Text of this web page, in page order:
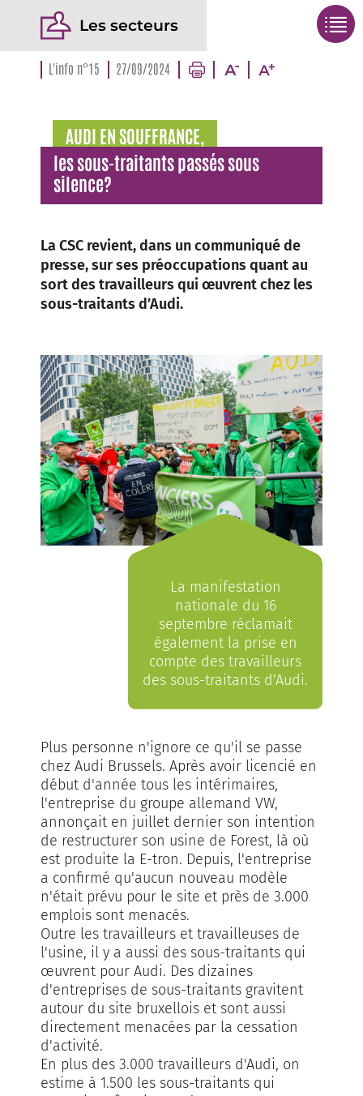
Les secteurs
L'info n°15 27/09/2024
AUDI EN SOUFFRANCE,
les sous-traitants passés sous
silence?
La CSC revient, dans un communiqué de
presse, sur ses préoccupations quant au
sort des travailleurs qui œuvrent chez les
sous-traitants d’Audi.
La manifestation
nationale du 16
septembre réclamait
également la prise en
compte des travailleurs
des sous-traitants d’Audi.
Plus personne n'ignore ce qu'il se passe
chez Audi Brussels. Après avoir licencié en
début d'année tous les intérimaires,
l'entreprise du groupe allemand VW,
annonçait en juillet dernier son intention
de restructurer son usine de Forest, là où
est produite la E-tron. Depuis, l'entreprise
a confirmé qu'aucun nouveau modèle
n'était prévu pour le site et près de 3.000
emplois sont menacés.
Outre les travailleurs et travailleuses de
l'usine, il y a aussi des sous-traitants qui
œuvrent pour Audi. Des dizaines
d'entreprises de sous-traitants gravitent
autour du site bruxellois et sont aussi
directement menacées par la cessation
d'activité.
En plus des 3.000 travailleurs d'Audi, on
estime à 1.500 les sous-traitants qui